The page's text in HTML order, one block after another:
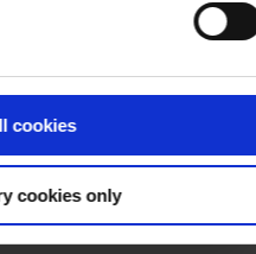
cookies
cookies only